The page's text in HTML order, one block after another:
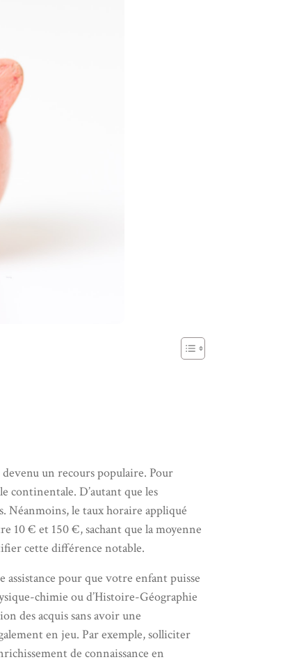
un recours populaire. Pour
continentale. D’autant que les
Néanmoins, le taux horaire appliqué
10 € et 150 €, sachant que la moyenne
cette différence notable.
assistance pour que votre enfant puisse
chimie ou d’Histoire-Géographie
des acquis sans avoir une
en jeu. Par exemple, solliciter
de connaissance en